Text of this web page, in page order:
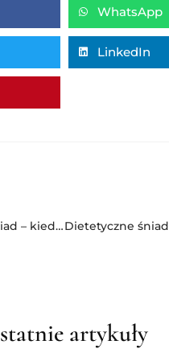
WhatsApp
LinkedIn
Dietetyczny obiad – kiedy i jak go przygotować?
artykuły